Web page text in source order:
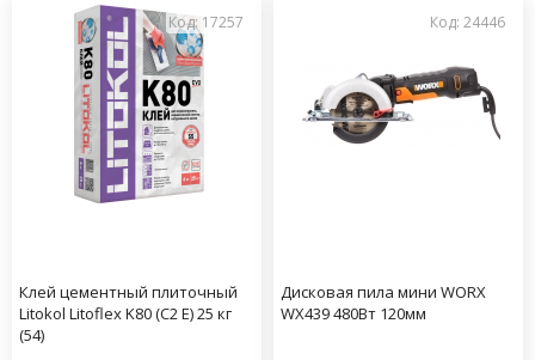
Код: 17257
Клей цементный плиточный
Litokol Litoflex K80 (C2 E) 25 кг
(54)
Код: 24446
Дисковая пила мини WORX
WX439 480Вт 120мм